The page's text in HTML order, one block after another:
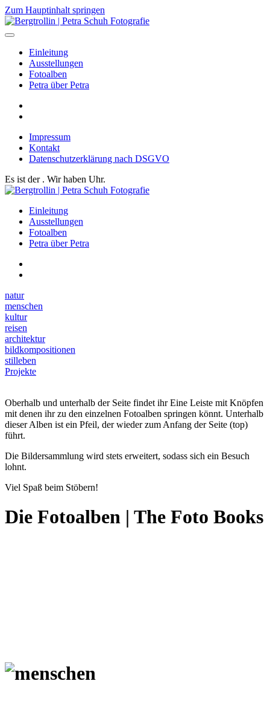
Zum Hauptinhalt springen
Einleitung
Ausstellungen
Fotoalben
Petra über Petra
Impressum
Kontakt
Datenschutzerklärung nach DSGVO
Es ist der . Wir haben Uhr.
Einleitung
Ausstellungen
Fotoalben
Petra über Petra
natur
menschen
kultur
reisen
architektur
bildkompositionen
stilleben
Projekte
Oberhalb und unterhalb der Seite findet ihr Eine Leiste mit Knöpfen
mit denen ihr zu den einzelnen Fotoalben springen könnt. Unterhalb
dieser Alben ist ein Pfeil, der wieder zum Anfang der Seite (top)
führt.
Die Bildersammlung wird stets erweitert, sodass sich ein Besuch
lohnt.
Viel Spaß beim Stöbern!
Die Fotoalben | The Foto Books